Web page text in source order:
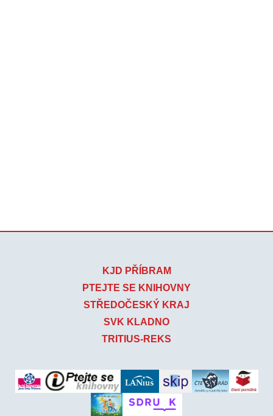
KJD PŘÍBRAM
PTEJTE SE KNIHOVNY
STŘEDOČESKÝ KRAJ
SVK KLADNO
TRITIUS-REKS